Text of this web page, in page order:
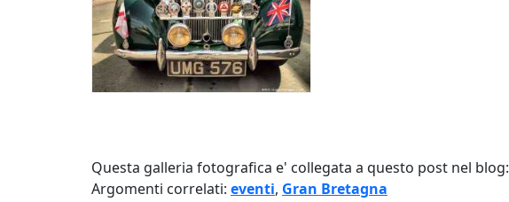
Questa galleria fotografica e' collegata a questo post nel blog:
Argomenti correlati: eventi, Gran Bretagna